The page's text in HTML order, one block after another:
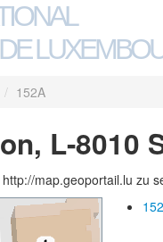
/ 152A
L-8010
map.geoportail.lu zu